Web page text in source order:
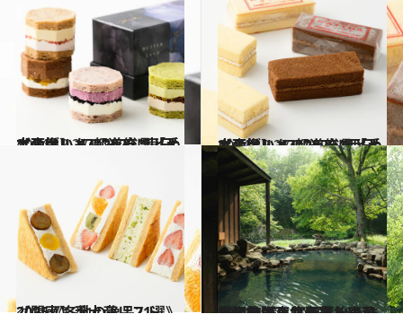
2024.12.27
【画像】 47都道府県「手土産グルメ」2025 “東日本の旨いもの”を総まとめ
グルメ 2024.12.27
【画像】 47都道府県「手土産グルメ」2025 “西日本の旨いもの”を総まとめ
グルメ